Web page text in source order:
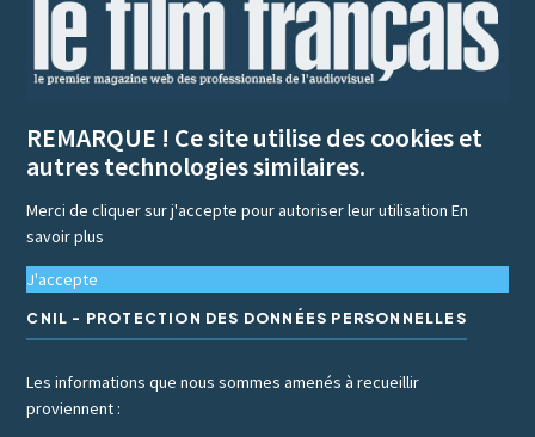
REMARQUE ! Ce site utilise des cookies et
autres technologies similaires.
Merci de cliquer sur j'accepte pour autoriser leur utilisationEn
savoir plus
J'accepte
CNIL - PROTECTION DES DONNÉES PERSONNELLES
Les informations que nous sommes amenés à recueillir
proviennent :